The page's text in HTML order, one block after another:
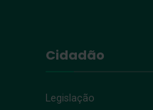
Cidadão
Legislação